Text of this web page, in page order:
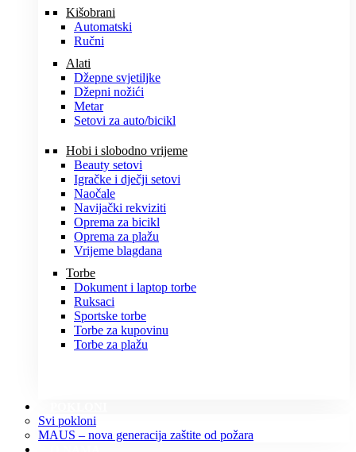
Kišobrani
Automatski
Ručni
Alati
Džepne svjetiljke
Džepni nožići
Metar
Setovi za auto/bicikl
Hobi i slobodno vrijeme
Beauty setovi
Igračke i dječji setovi
Naočale
Navijački rekviziti
Oprema za bicikl
Oprema za plažu
Vrijeme blagdana
Torbe
Dokument i laptop torbe
Ruksaci
Sportske torbe
Torbe za kupovinu
Torbe za plažu
Svi pokloni
MAUS – nova generacija zaštite od požara